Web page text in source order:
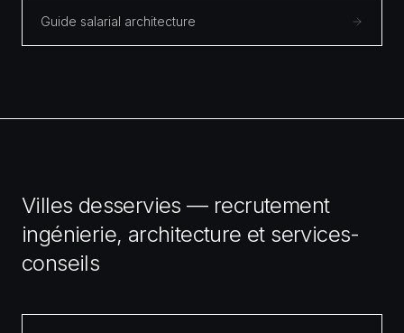
Guide salarial architecture
Villes desservies — recrutement
ingénierie, architecture et services-
conseils